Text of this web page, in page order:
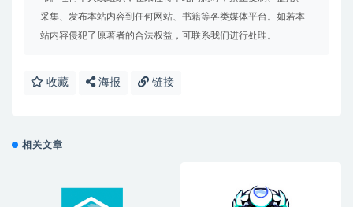
采集、发布本站内容到任何网站、书籍等各类媒体平台。如若本
站内容侵犯了原著者的合法权益，可联系我们进行处理。
收藏 海报 链接
相关文章